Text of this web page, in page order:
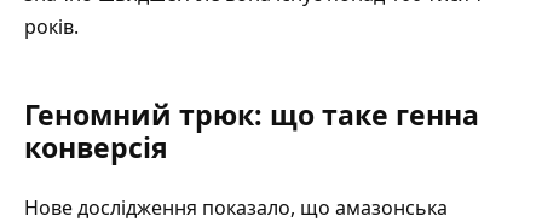
років.
Геномний трюк: що таке генна
конверсія
Нове дослідження показало, що амазонська